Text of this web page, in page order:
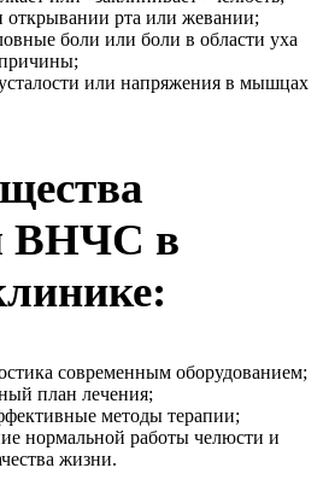
открывании рта или жевании;
боли или боли в области уха
усталости или напряжения в мышцах
ВНЧС в
современным оборудованием;
план лечения;
методы терапии;
нормальной работы челюсти и
жизни.